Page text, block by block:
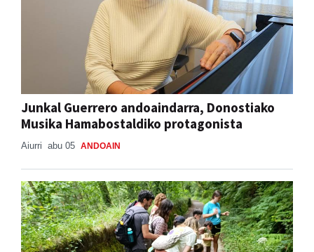
Junkal Guerrero andoaindarra, Donostiako
Musika Hamabostaldiko protagonista
Aiurri abu 05 ANDOAIN